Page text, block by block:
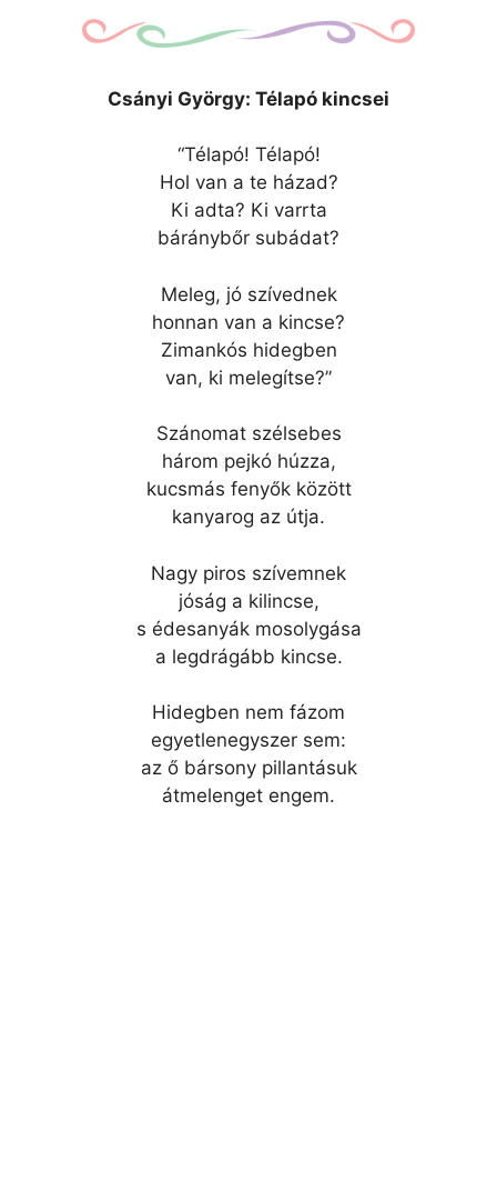
Csányi György: Télapó kincsei
“Télapó! Télapó!
Hol van a te házad?
Ki adta? Ki varrta
báránybőr subádat?
Meleg, jó szívednek
honnan van a kincse?
Zimankós hidegben
van, ki melegítse?”
Szánomat szélsebes
három pejkó húzza,
kucsmás fenyők között
kanyarog az útja.
Nagy piros szívemnek
jóság a kilincse,
s édesanyák mosolygása
a legdrágább kincse.
Hidegben nem fázom
egyetlenegyszer sem:
az ő bársony pillantásuk
átmelenget engem.